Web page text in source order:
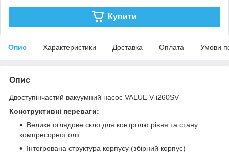
Купити
Опис Характеристики Доставка Оплата Умови
Опис
Двоступінчастий вакуумний насос VALUE V-i260SV
Конструктивні переваги:
Велике оглядове скло для контролю рівня та стану
компресорної олії
Інтегрована структура корпусу (збірний корпус)